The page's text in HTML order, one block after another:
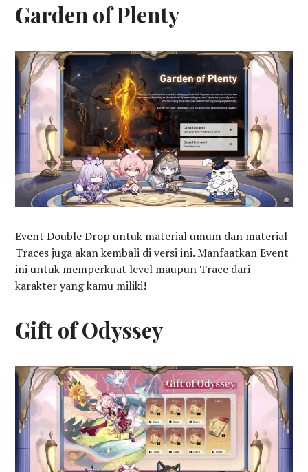
Garden of Plenty
Event Double Drop untuk material umum dan material
Traces juga akan kembali di versi ini. Manfaatkan Event
ini untuk memperkuat level maupun Trace dari
karakter yang kamu miliki!
Gift of Odyssey